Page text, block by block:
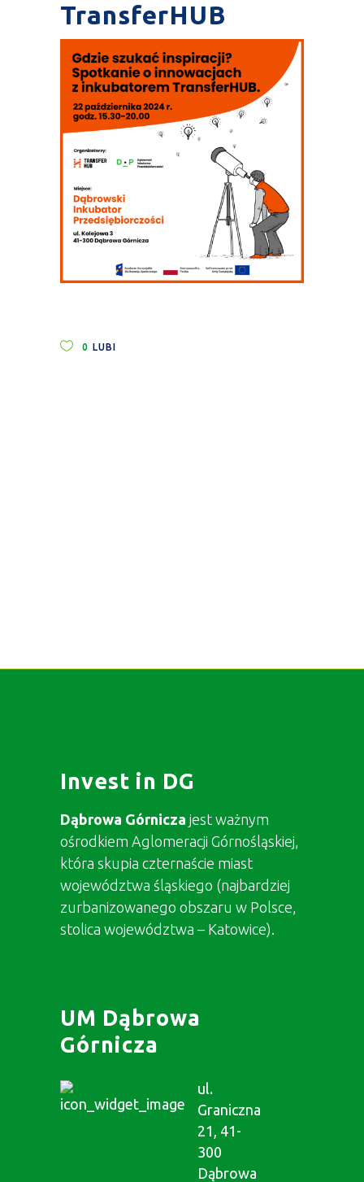
TransferHUB
0 LUBI
Invest in DG
Dąbrowa Górnicza jest ważnym
ośrodkiem Aglomeracji Górnośląskiej,
która skupia czternaście miast
województwa śląskiego (najbardziej
zurbanizowanego obszaru w Polsce,
stolica województwa – Katowice).
UM Dąbrowa
Górnicza
ul.
Graniczna
21, 41-
300
Dąbrowa